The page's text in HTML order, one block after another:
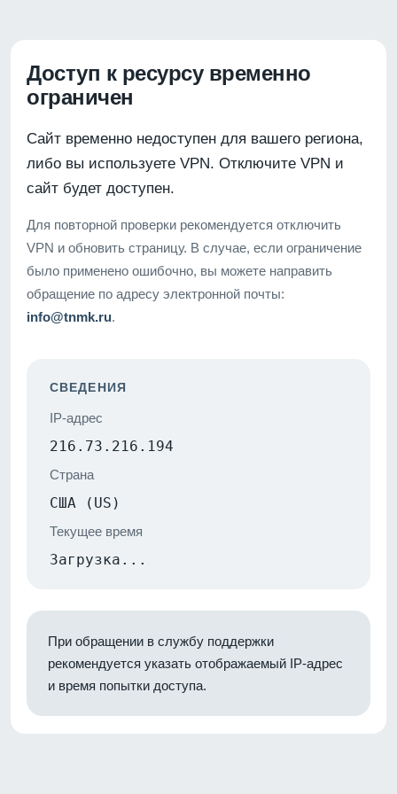
Доступ к ресурсу временно
ограничен
Сайт временно недоступен для вашего региона,
либо вы используете VPN. Отключите VPN и
сайт будет доступен.
Для повторной проверки рекомендуется отключить
VPN и обновить страницу. В случае, если ограничение
было применено ошибочно, вы можете направить
обращение по адресу электронной почты:
info@tnmk.ru.
СВЕДЕНИЯ
IP-адрес
216.73.216.194
Страна
США (US)
Текущее время
Загрузка...
При обращении в службу поддержки
рекомендуется указать отображаемый IP-адрес
и время попытки доступа.